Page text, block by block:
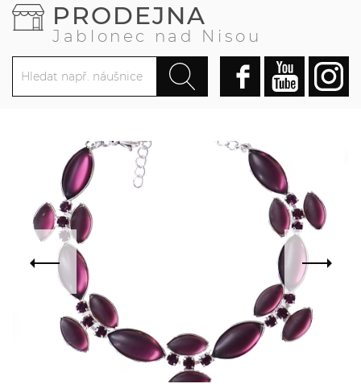
PRODEJNA
Jablonec nad Nisou